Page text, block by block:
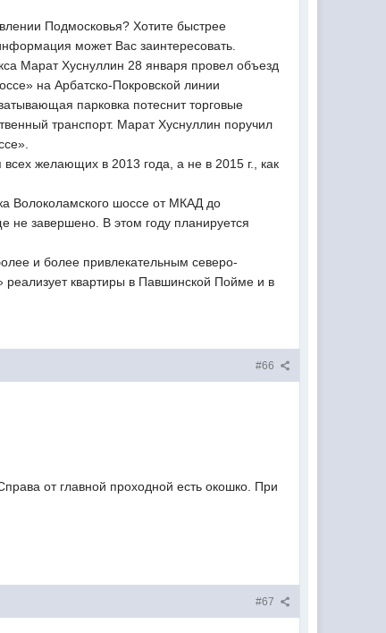
Подмосковья? Хотите быстрее
может Вас заинтересовать.
Марат Хуснуллин 28 января провел объезд
на Арбатско-Покровской линии
парковка потеснит торговые
транспорт. Марат Хуснуллин поручил
желающих в 2013 года, а не в 2015 г., как
Волоколамского шоссе от МКАД до
не завершено. В этом году планируется
и более привлекательным северо-
квартиры в Павшинской Пойме и в
#66
от главной проходной есть окошко. При
#67